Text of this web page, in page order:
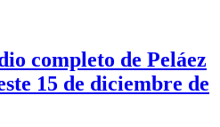
completo de Peláez
15 de diciembre de